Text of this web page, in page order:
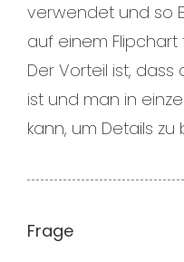
verwendet und so
auf einem
Der Vorteil ist, dass
ist und man in
kann, um Details
Frage